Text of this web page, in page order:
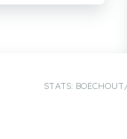
STATS: